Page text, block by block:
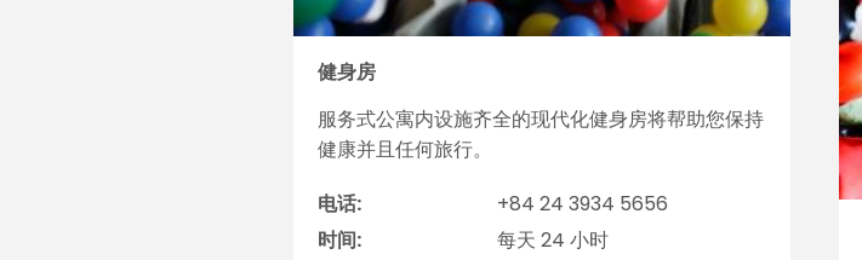
健身房
服务式公寓内设施齐全的现代化健身房将帮助您保持
健康并且任何旅行。
电话:
+84 24 3934 5656
时间:
每天 24 小时